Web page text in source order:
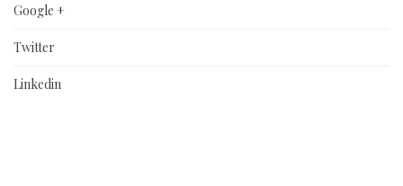
Google +
Twitter
Linkedin